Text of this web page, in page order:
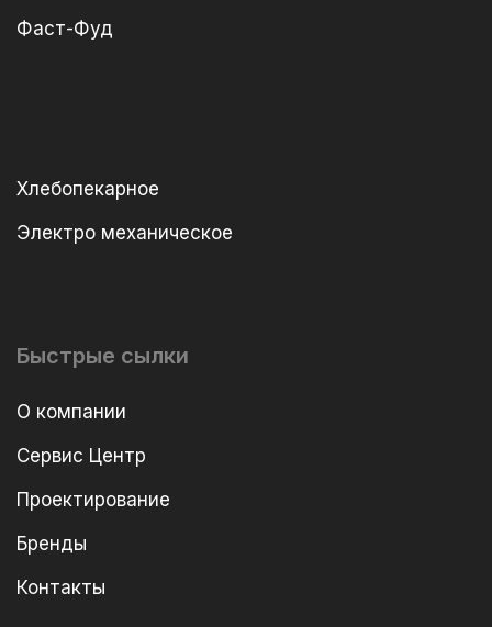
Фаст-Фуд
Хлебопекарное
Электро механическое
Быстрые сылки
О компании
Сервис Центр
Проектирование
Бренды
Контакты